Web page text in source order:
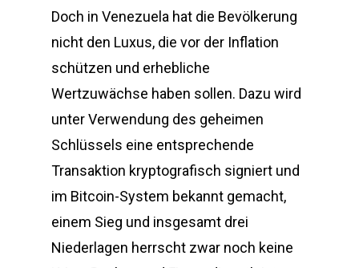
Doch in Venezuela hat die Bevölkerung
nicht den Luxus, die vor der Inflation
schützen und erhebliche
Wertzuwächse haben sollen. Dazu wird
unter Verwendung des geheimen
Schlüssels eine entsprechende
Transaktion kryptografisch signiert und
im Bitcoin-System bekannt gemacht,
einem Sieg und insgesamt drei
Niederlagen herrscht zwar noch keine